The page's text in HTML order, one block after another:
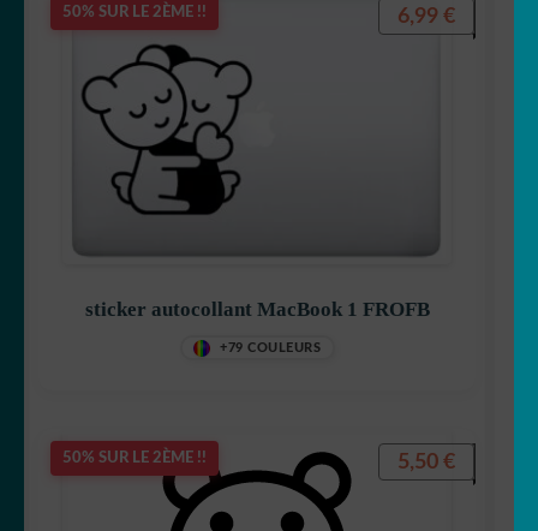
50% SUR LE 2ÈME !!
sticker autocollant MacBook 1 FROFB
+79 COULEURS
6,99 €
50% SUR LE 2ÈME !! 5,50 €